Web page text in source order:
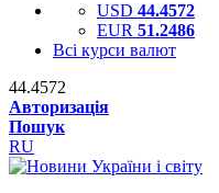
USD 44.4572
EUR 51.2486
Всі курси валют
44.4572
Авторизація
Пошук
RU